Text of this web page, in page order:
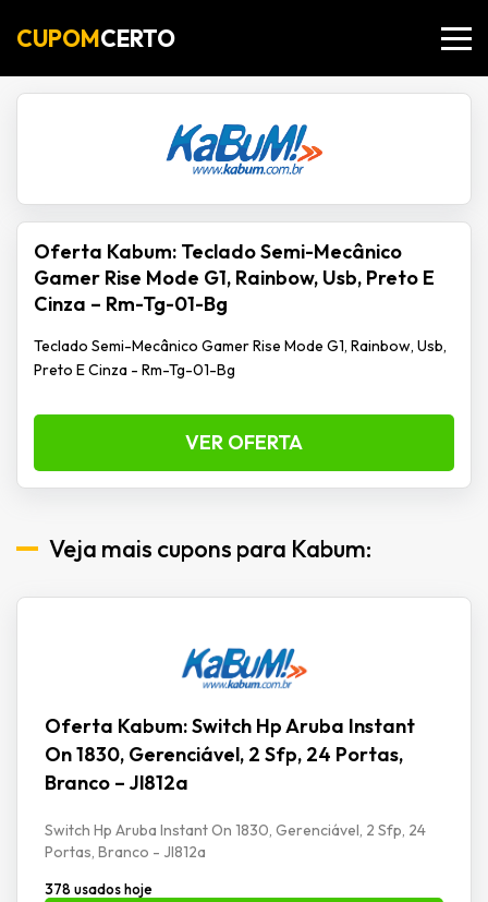
CUPOMCERTO
Oferta Kabum: Teclado Semi-Mecânico
Gamer Rise Mode G1, Rainbow, Usb, Preto E
Cinza – Rm-Tg-01-Bg
Teclado Semi-Mecânico Gamer Rise Mode G1, Rainbow, Usb,
Preto E Cinza - Rm-Tg-01-Bg
VER OFERTA
Veja mais cupons para Kabum:
Oferta Kabum: Switch Hp Aruba Instant
On 1830, Gerenciável, 2 Sfp, 24 Portas,
Branco – Jl812a
Switch Hp Aruba Instant On 1830, Gerenciável, 2 Sfp, 24
Portas, Branco - Jl812a
378 usados hoje